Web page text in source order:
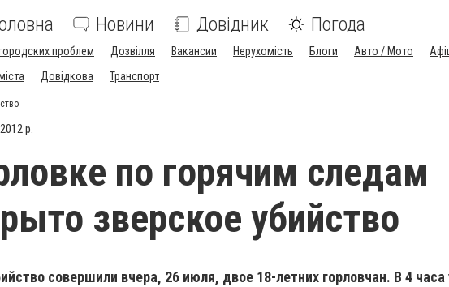
Новини Довідник Погода
проблем Дозвілля Вакансии Нерухомість Блоги Авто / Мото
Довідкова Транспорт
р.
по горячим следам
зверское убийство
совершили вчера, 26 июля, двое 18-летних горловчан. В 4 часа